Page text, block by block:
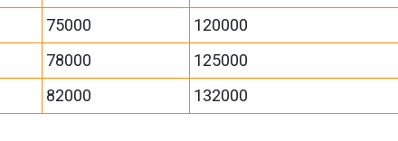
75000 120000
78000 125000
82000 132000